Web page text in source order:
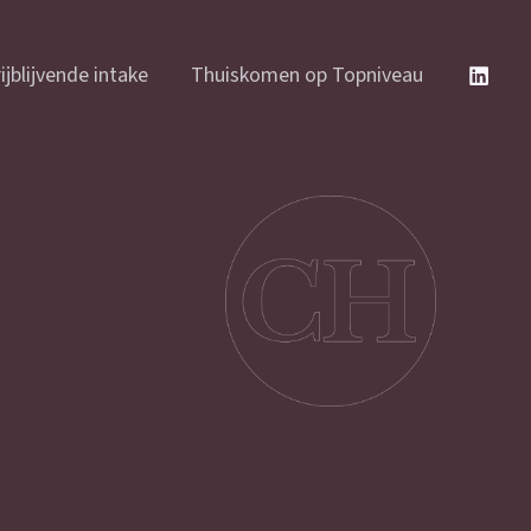
intake Thuiskomen op Topniveau